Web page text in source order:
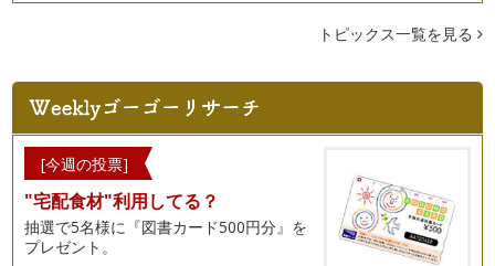
トピックス一覧を見る
[今週の投票]
"宅配食材"利用してる？
抽選で5名様に『図書カード500円分』を
プレゼント。